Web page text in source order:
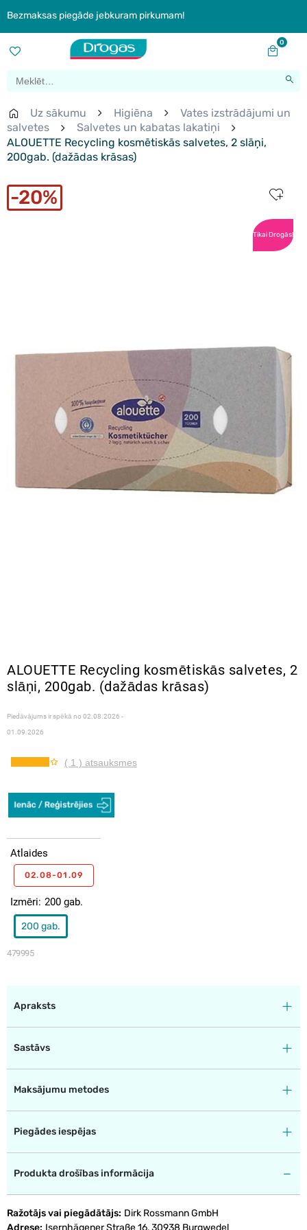
Bezmaksas piegāde jebkuram pirkumam!
0
Uz sākumu Higiēna
Vates izstrādājumi un
salvetes
Salvetes un kabatas lakatiņi
ALOUETTE Recycling kosmētiskās salvetes, 2 slāņi,
200gab. (dažādas krāsas)
20%
Tikai Drogās!
ALOUETTE Recycling kosmētiskās salvetes, 2
slāņi, 200gab. (dažādas krāsas)
Piedāvājums ir spēkā no 02.08.2026 -
01.09.2026
( 1 ) atsauksmes
479995
Izmēri 200 gab.
200 gab.
Atlaides
02.08-01.09
Apraksts
Sastāvs
Maksājumu metodes
Piegādes iespējas
Produkta drošības informācija
Ražotājs vai piegādātājs Dirk Rossmann GmbH